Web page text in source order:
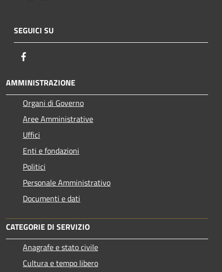
SEGUICI SU
AMMINISTRAZIONE
Organi di Governo
Aree Amministrative
Uffici
Enti e fondazioni
Politici
Personale Amministrativo
Documenti e dati
CATEGORIE DI SERVIZIO
Anagrafe e stato civile
Cultura e tempo libero